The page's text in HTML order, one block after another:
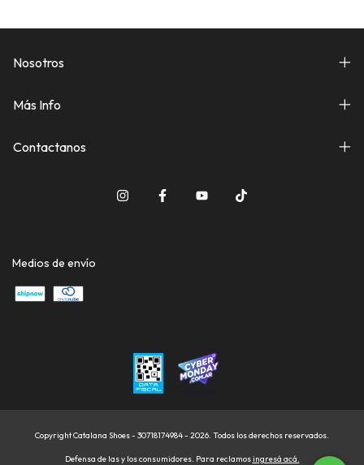
Nosotros
Más Info
Contactanos
Medios de envío
Copyright Catalana Shoes - 30718174984 - 2026. Todos los derechos reservados.
Defensa de las y los consumidores. Para reclamosingresá acá.